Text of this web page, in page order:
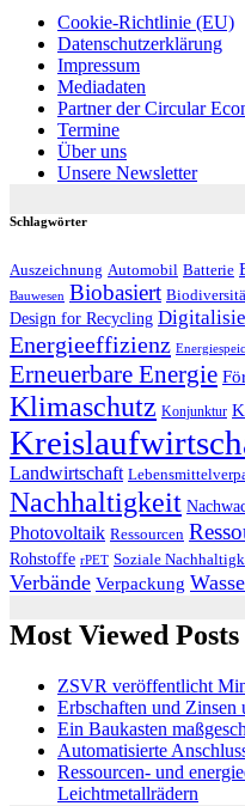
Cookie-Richtlinie (EU)
Datenschutzerklärung
Impressum
Mediadaten
Partner der Circular
Termine
Über uns
Unsere Newsletter
Schlagwörter
Auszeichnung Automobil Batterie
Bauwesen Biobasiert
Design for Recycling
Energieeffizienz
Erneuerbare Energie
Klimaschutz Konjunktur
Landwirtschaft
Nachhaltigkeit
Photovoltaik Ressourcen
Rohstoffe rPET Soziale
Verbände Verpackung
Most Viewed Posts
ZSVR veröffentlicht
Erbschaften und
Ein Baukasten
Automatisierte
Ressourcen- und
Leichtmetallrädern